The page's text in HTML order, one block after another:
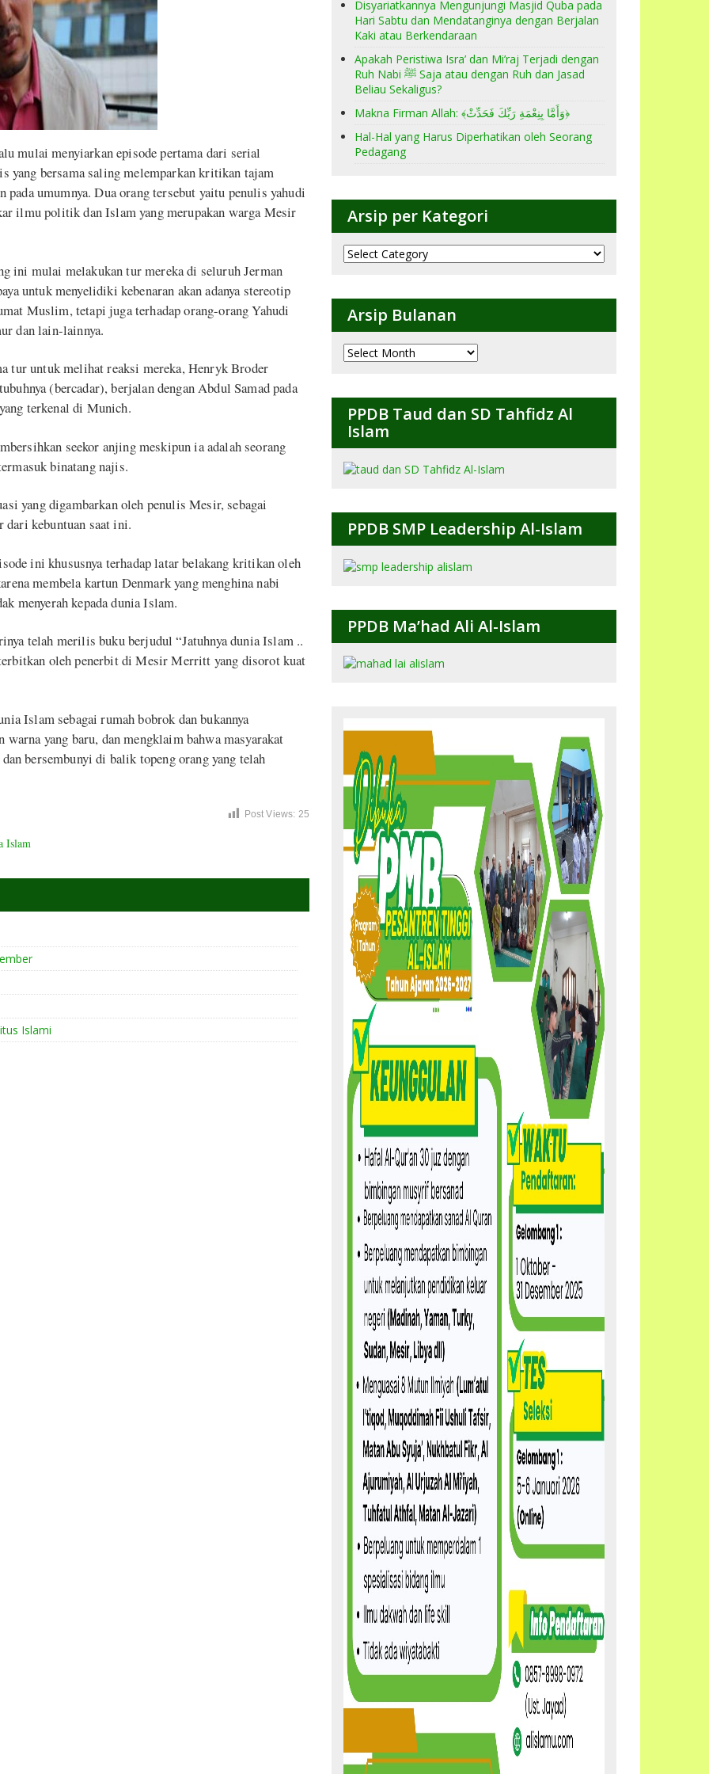
mulai menyiarkan episode pertama dari serial
yang bersama saling melemparkan kritikan tajam
umumnya. Dua orang tersebut yaitu penulis yahudi
ilmu politik dan Islam yang merupakan warga Mesir
ini mulai melakukan tur mereka di seluruh Jerman
untuk menyelidiki kebenaran akan adanya stereotip
Muslim, tetapi juga terhadap orang-orang Yahudi
dan lain-lainnya.
tur untuk melihat reaksi mereka, Henryk Broder
(bercadar), berjalan dengan Abdul Samad pada
terkenal di Munich.
seekor anjing meskipun ia adalah seorang
binatang najis.
yang digambarkan oleh penulis Mesir, sebagai
dari kebuntuan saat ini.
ini khususnya terhadap latar belakang kritikan oleh
membela kartun Denmark yang menghina nabi
menyerah kepada dunia Islam.
telah merilis buku berjudul “Jatuhnya dunia Islam ..
oleh penerbit di Mesir Merritt yang disorot kuat
Islam sebagai rumah bobrok dan bukannya
yang baru, dan mengklaim bahwa masyarakat
bersembunyi di balik topeng orang yang telah
Post Views: 25
Islam
Islami
Disyariatkannya Mengunjungi Masjid Quba pada
Hari Sabtu dan Mendatanginya dengan Berjalan
Kaki atau Berkendaraan
Apakah Peristiwa Isra’ dan Mi’raj Terjadi dengan
Ruh Nabi ﷺ Saja atau dengan Ruh dan Jasad
Beliau Sekaligus?
Makna Firman Allah: ﴾وَأَمَّا بِنِعْمَةِ رَبِّكَ فَحَدِّثْ﴿
Hal-Hal yang Harus Diperhatikan oleh Seorang
Pedagang
Arsip per Kategori
Arsip
per
Arsip Bulanan
Arsip
Bulanan
PPDB Taud dan SD Tahfidz Al
Islam
PPDB SMP Leadership Al-Islam
PPDB Ma’had Ali Al-Islam